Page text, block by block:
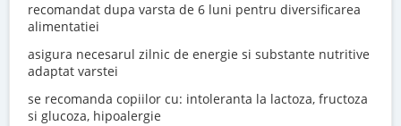
recomandat dupa varsta de 6 luni pentru diversificarea
alimentatiei
asigura necesarul zilnic de energie si substante nutritive
adaptat varstei
se recomanda copiilor cu: intoleranta la lactoza, fructoza
si glucoza, hipoalergie